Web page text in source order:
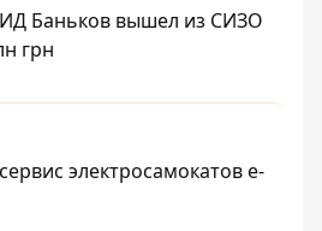
Баньков вышел из СИЗО
грн
электросамокатов e-